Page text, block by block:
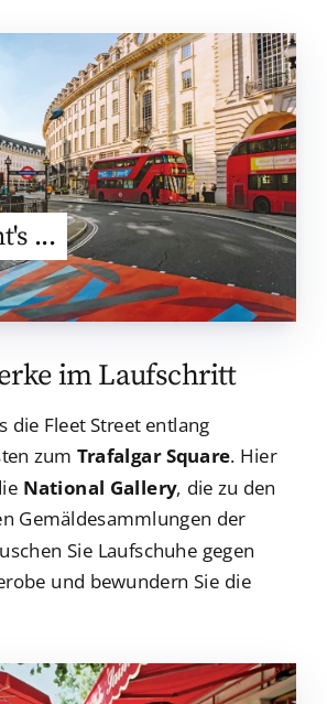
...
im Laufschritt
die Fleet Street entlang
zum Trafalgar Square. Hier
National Gallery, die zu den
Gemäldesammlungen der
Sie Laufschuhe gegen
und bewundern Sie die